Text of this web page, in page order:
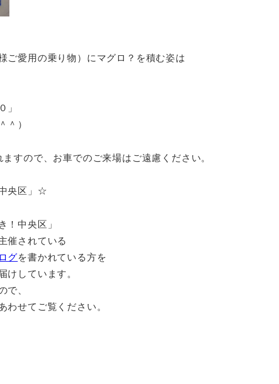
ご愛用の乗り物）にマグロ？を積む姿は
）
すので、お車でのご来場はご遠慮ください。
央区」☆
！中央区」
催されている
グを書かれている方を
しています。
、
せてご覧ください。